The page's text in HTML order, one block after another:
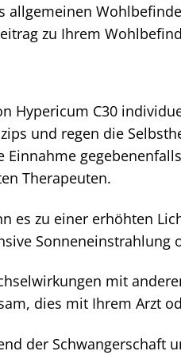
allgemeinen
zu Ihrem
Hypericum C30
und regen die
Therapeuten.
es zu einer erhöhten
Sonneneinstrahlung
mit
dies mit Ihrem Arzt
der Schwangerschaft